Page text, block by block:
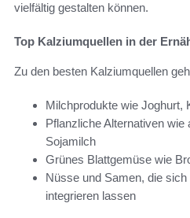
vielfältig gestalten können.
Top Kalziumquellen in der
Zu den besten Kalziumquellen
Milchprodukte wie Joghurt,
Pflanzliche Alternativen
Sojamilch
Grünes Blattgemüse wie
Nüsse und Samen, die
integrieren lassen